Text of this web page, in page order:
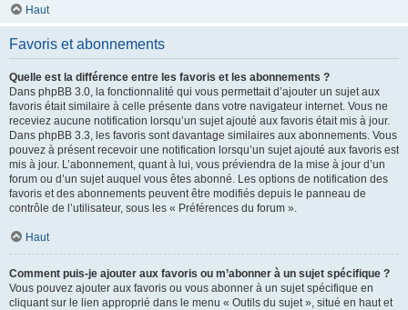
Haut
Favoris et abonnements
Quelle est la différence entre les favoris et les abonnements ?
Dans phpBB 3.0, la fonctionnalité qui vous permettait d’ajouter un sujet aux
favoris était similaire à celle présente dans votre navigateur internet. Vous ne
receviez aucune notification lorsqu’un sujet ajouté aux favoris était mis à jour.
Dans phpBB 3.3, les favoris sont davantage similaires aux abonnements. Vous
pouvez à présent recevoir une notification lorsqu’un sujet ajouté aux favoris est
mis à jour. L’abonnement, quant à lui, vous préviendra de la mise à jour d’un
forum ou d’un sujet auquel vous êtes abonné. Les options de notification des
favoris et des abonnements peuvent être modifiés depuis le panneau de
contrôle de l’utilisateur, sous les « Préférences du forum ».
Haut
Comment puis-je ajouter aux favoris ou m’abonner à un sujet spécifique ?
Vous pouvez ajouter aux favoris ou vous abonner à un sujet spécifique en
cliquant sur le lien approprié dans le menu « Outils du sujet », situé en haut et